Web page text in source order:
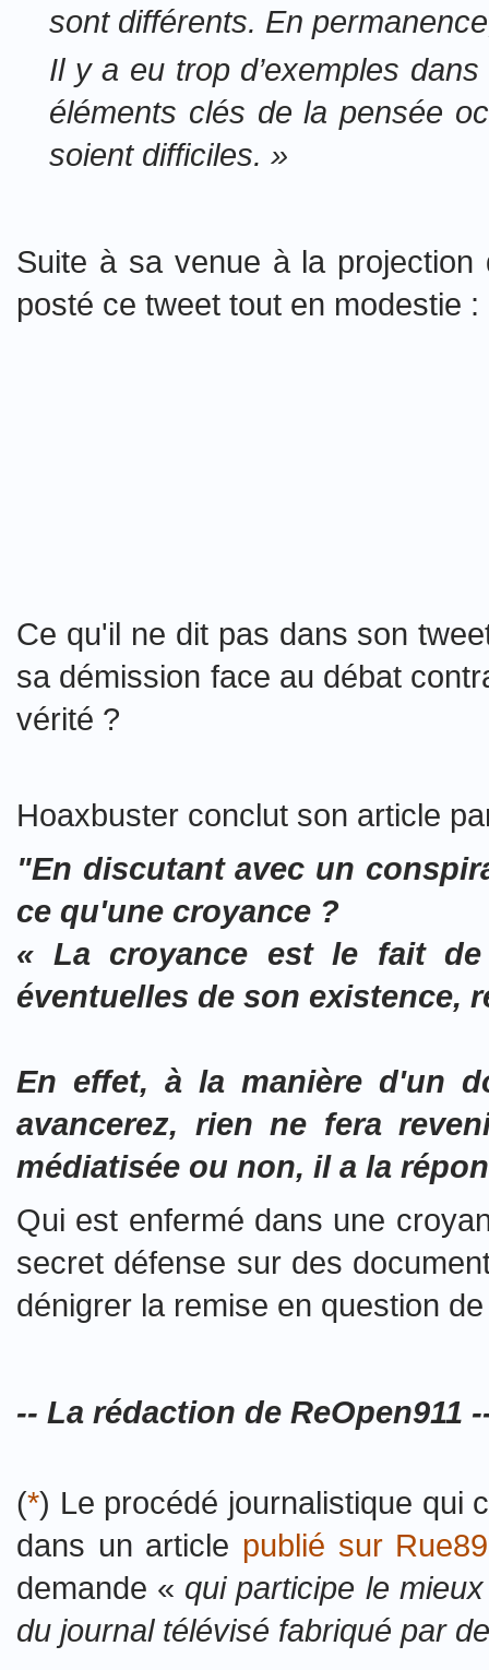
sont différents. En
Il y a eu trop d’exemples
éléments clés de la pensée
soient difficiles. »
Suite à sa venue à la
posté ce tweet tout en modestie :
Ce qu'il ne dit pas dans son
sa démission face au débat
vérité ?
Hoaxbuster conclut son article
"En discutant avec un
ce qu'une croyance ?
« La croyance est le fait de
éventuelles de son existence,
En effet, à la manière d'un
avancerez, rien ne fera
médiatisée ou non, il a la
Qui est enfermé dans une
secret défense sur des
dénigrer la remise en question
-- La rédaction de ReOpen911
(*) Le procédé journalistique qui
dans un article publié sur Rue89
demande « qui participe le
du journal télévisé fabriqué par